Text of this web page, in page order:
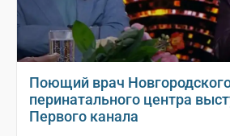
Поющий врач
перинатального центра
Первого канала